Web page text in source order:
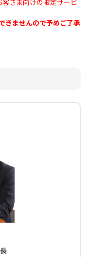
きませんので予めご了承